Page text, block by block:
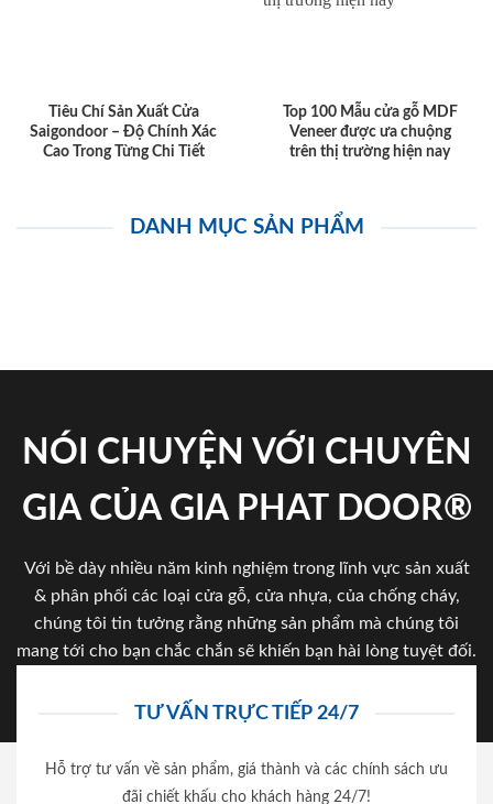
Tiêu Chí Sản Xuất Cửa
Saigondoor – Độ Chính Xác
Cao Trong Từng Chi Tiết
Top 100 Mẫu cửa gỗ MDF
Veneer được ưa chuộng
trên thị trường hiện nay
DANH MỤC SẢN PHẨM
NÓI CHUYỆN VỚI CHUYÊN
GIA CỦA GIA PHAT DOOR®
Với bề dày nhiều năm kinh nghiệm trong lĩnh vực sản xuất
& phân phối các loại cửa gỗ, cửa nhựa, của chống cháy,
chúng tôi tin tưởng rằng những sản phẩm mà chúng tôi
mang tới cho bạn chắc chắn sẽ khiến bạn hài lòng tuyệt đối.
TƯ VẤN TRỰC TIẾP 24/7
Hỗ trợ tư vấn về sản phẩm, giá thành và các chính sách ưu
đãi chiết khấu cho khách hàng 24/7!